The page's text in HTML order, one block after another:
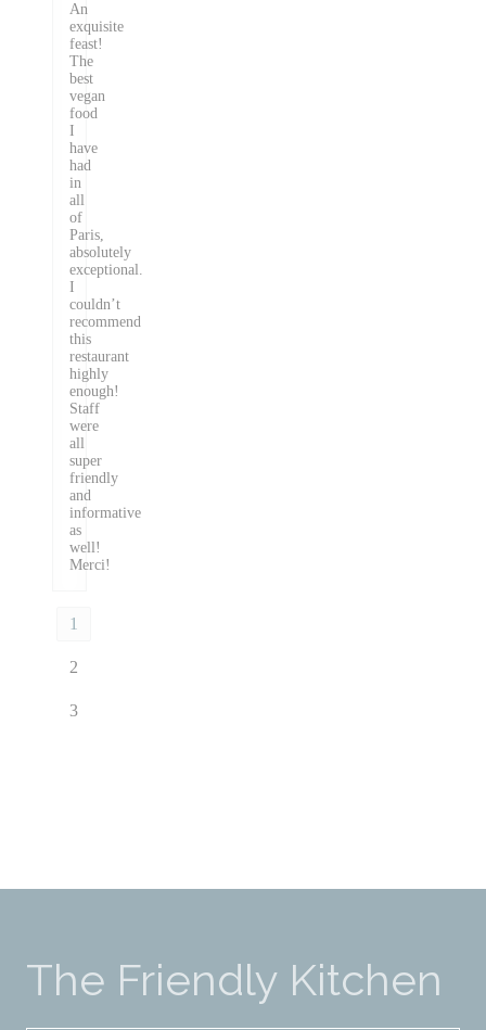
An
exquisite
feast!
The
best
vegan
food
I
have
had
in
all
of
Paris,
absolutely
exceptional.
I
couldn’t
recommend
this
restaurant
highly
enough!
Staff
were
all
super
friendly
and
informative
as
well!
Merci!
1
2
3
The Friendly Kitchen